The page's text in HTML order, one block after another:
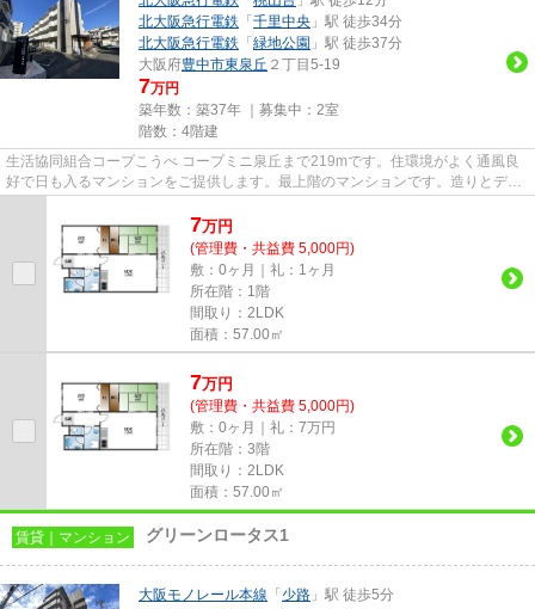
北大阪急行電鉄 「 千里中央 」駅 徒歩34分
北大阪急行電鉄 「 緑地公園 」駅 徒歩37分
大阪府豊中市東泉丘 ２丁目5-19
7万円
築年数：築37年 ｜募集中： 2室
階数：4階建
生活協同組合コープこうべ コープミニ泉丘まで219mです。住環境がよく通風良
好で日も入るマンションをご提供します。最上階のマンションです。造りとデザ
7万円
(管理費・共益費 5,000円)
敷：0ヶ月｜礼：1ヶ月
所在階：1階
間取り：2LDK
面積：57.00㎡
7万円
(管理費・共益費 5,000円)
敷：0ヶ月｜礼：7万円
所在階：3階
間取り：2LDK
面積：57.00㎡
賃貸｜マンション グリーンロータス1
大阪モノレール本線 「 少路 」駅 徒歩5分